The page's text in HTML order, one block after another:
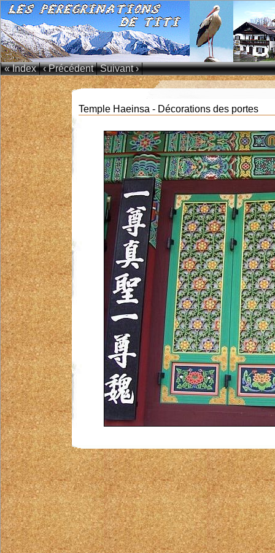
« Index ‹ Précédent Suivant ›
Temple Haeinsa - Décorations des portes